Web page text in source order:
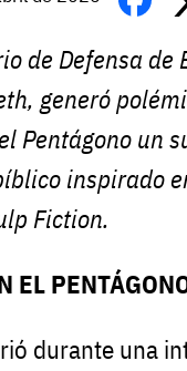
de Defensa de
generó
Pentágono un
inspirado
Fiction.
EL
durante una